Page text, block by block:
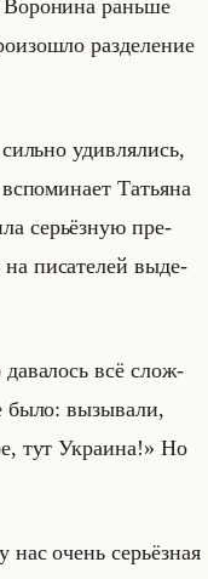
Во­ро­ни­на раньше
раз­де­ле­ние
удив­ля­лись,
Та­тья­на
се­рьёз­ную пре­
пи­са­те­лей вы­де­
всё слож­
было: вы­зы­ва­ли,
тут Украина!» Но
очень се­рьёз­ная